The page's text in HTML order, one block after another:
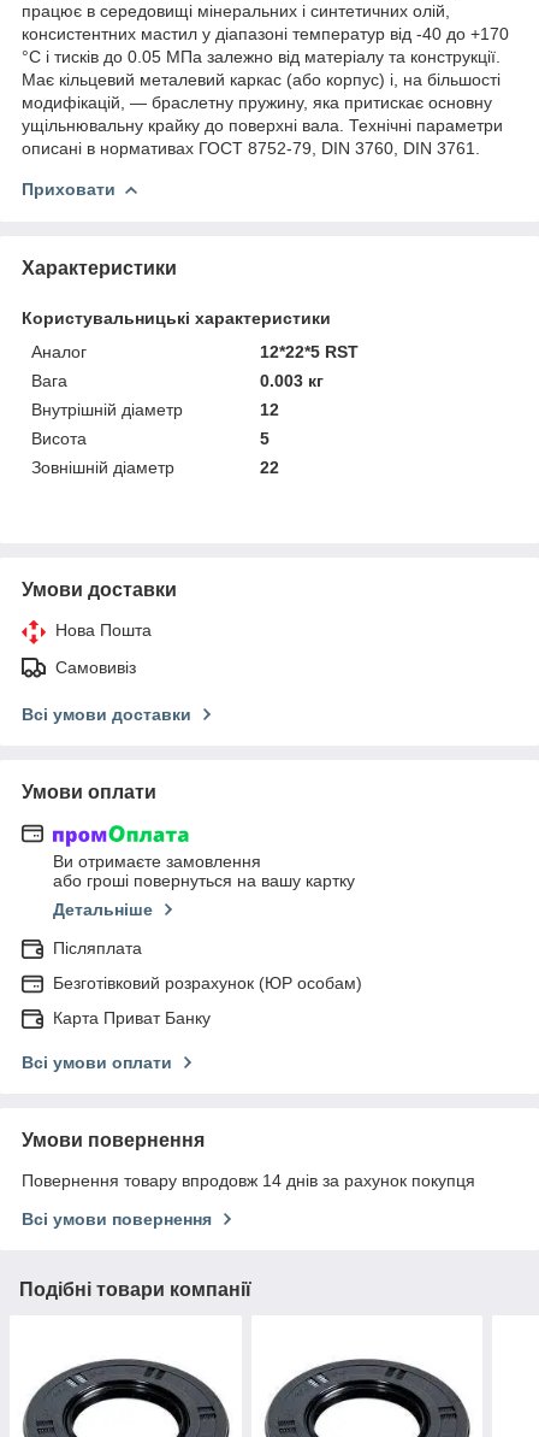
працює в середовищі мінеральних і синтетичних олій,
консистентних мастил у діапазоні температур від -40 до +170
°C і тисків до 0.05 МПа залежно від матеріалу та конструкції.
Має кільцевий металевий каркас (або корпус) і, на більшості
модифікацій, — браслетну пружину, яка притискає основну
ущільнювальну крайку до поверхні вала. Технічні параметри
описані в нормативах ГОСТ 8752-79, DIN 3760, DIN 3761.
Приховати
Характеристики
Користувальницькі характеристики
Аналог
12*22*5 RST
Вага
0.003 кг
Внутрішній діаметр
12
Висота
5
Зовнішній діаметр
22
Умови доставки
Нова Пошта
Самовивіз
Всі умови доставки
Умови оплати
Ви отримаєте замовлення
або гроші повернуться на вашу картку
Детальніше
Післяплата
Безготівковий розрахунок (ЮР особам)
Карта Приват Банку
Всі умови оплати
Умови повернення
Повернення товару впродовж 14 днів за рахунок покупця
Всі умови повернення
Подібні товари компанії